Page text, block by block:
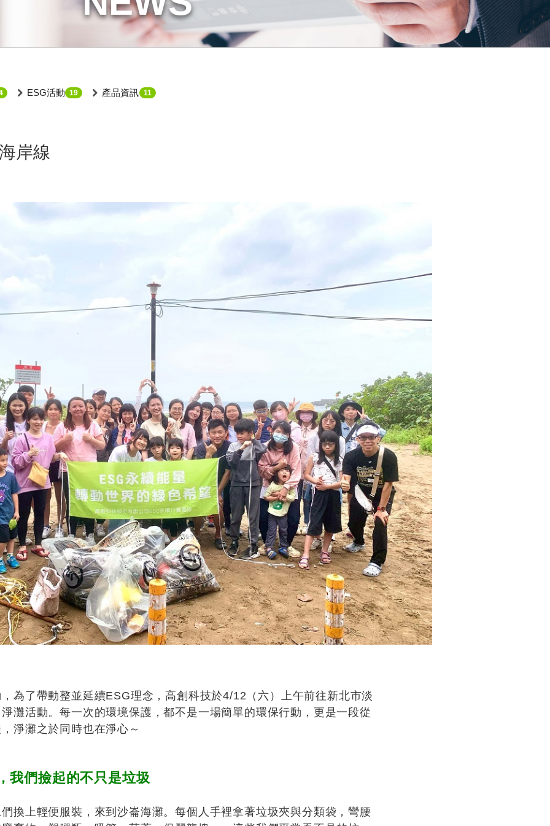
ESG活動 19 產品資訊 11
岸線
為了帶動整並延續ESG理念，高創科技於4/12（六）上午前往新北市淡
灘活動。每一次的環境保護，都不是一場簡單的環保行動，更是一段從
淨灘之於同時也在淨心～
我們撿起的不只是垃圾
換上輕便服裝，來到沙崙海灘。每個人手裡拿著垃圾夾與分類袋，彎腰